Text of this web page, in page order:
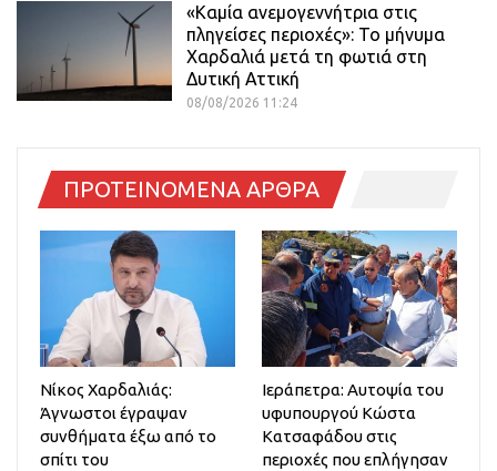
«Καμία ανεμογεννήτρια στις
πληγείσες περιοχές»: Το μήνυμα
Χαρδαλιά μετά τη φωτιά στη
Δυτική Αττική
08/08/2026 11:24
ΠΡΟΤΕΙΝΟΜΕΝΑ ΑΡΘΡΑ
Νίκος Χαρδαλιάς:
Άγνωστοι έγραψαν
συνθήματα έξω από το
σπίτι του
Ιεράπετρα: Αυτοψία του
υφυπουργού Κώστα
Κατσαφάδου στις
περιοχές που επλήγησαν